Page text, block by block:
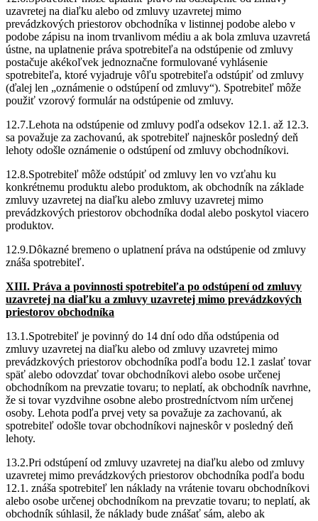
uzavretej na diaľku alebo od zmluvy uzavretej mimo
prevádzkových priestorov obchodníka v listinnej podobe alebo v
podobe zápisu na inom trvanlivom médiu a ak bola zmluva uzavretá
ústne, na uplatnenie práva spotrebiteľa na odstúpenie od zmluvy
postačuje akékoľvek jednoznačne formulované vyhlásenie
spotrebiteľa, ktoré vyjadruje vôľu spotrebiteľa odstúpiť od zmluvy
(ďalej len „oznámenie o odstúpení od zmluvy“). Spotrebiteľ môže
použiť vzorový formulár na odstúpenie od zmluvy.
12.7.Lehota na odstúpenie od zmluvy podľa odsekov 12.1. až 12.3.
sa považuje za zachovanú, ak spotrebiteľ najneskôr posledný deň
lehoty odošle oznámenie o odstúpení od zmluvy obchodníkovi.
12.8.Spotrebiteľ môže odstúpiť od zmluvy len vo vzťahu ku
konkrétnemu produktu alebo produktom, ak obchodník na základe
zmluvy uzavretej na diaľku alebo zmluvy uzavretej mimo
prevádzkových priestorov obchodníka dodal alebo poskytol viacero
produktov.
12.9.Dôkazné bremeno o uplatnení práva na odstúpenie od zmluvy
znáša spotrebiteľ.
XIII. Práva a povinnosti spotrebiteľa po odstúpení od zmluvy
uzavretej na diaľku a zmluvy uzavretej mimo prevádzkových
priestorov obchodníka
13.1.Spotrebiteľ je povinný do 14 dní odo dňa odstúpenia od
zmluvy uzavretej na diaľku alebo od zmluvy uzavretej mimo
prevádzkových priestorov obchodníka podľa bodu 12.1 zaslať tovar
späť alebo odovzdať tovar obchodníkovi alebo osobe určenej
obchodníkom na prevzatie tovaru; to neplatí, ak obchodník navrhne,
že si tovar vyzdvihne osobne alebo prostredníctvom ním určenej
osoby. Lehota podľa prvej vety sa považuje za zachovanú, ak
spotrebiteľ odošle tovar obchodníkovi najneskôr v posledný deň
lehoty.
13.2.Pri odstúpení od zmluvy uzavretej na diaľku alebo od zmluvy
uzavretej mimo prevádzkových priestorov obchodníka podľa bodu
12.1. znáša spotrebiteľ len náklady na vrátenie tovaru obchodníkovi
alebo osobe určenej obchodníkom na prevzatie tovaru; to neplatí, ak
obchodník súhlasil, že náklady bude znášať sám, alebo ak